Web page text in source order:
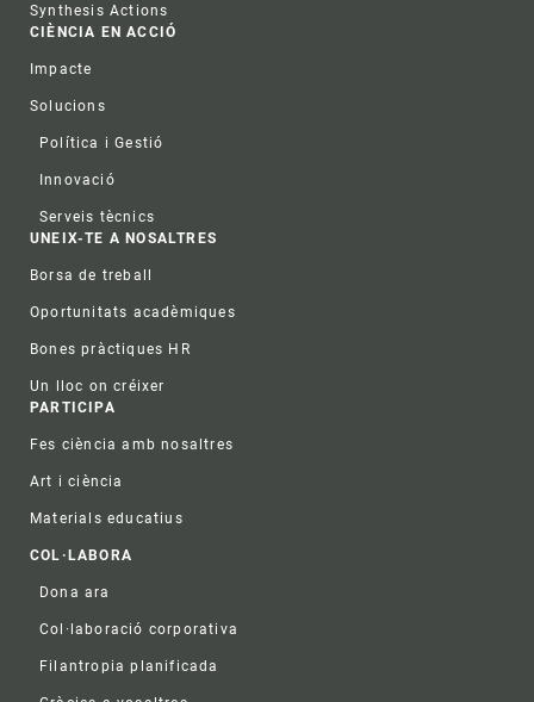
Synthesis Actions
CIÈNCIA EN ACCIÓ
Impacte
Solucions
Política i Gestió
Innovació
Serveis tècnics
UNEIX-TE A NOSALTRES
Borsa de treball
Oportunitats acadèmiques
Bones pràctiques HR
Un lloc on créixer
PARTICIPA
Fes ciència amb nosaltres
Art i ciència
Materials educatius
COL·LABORA
Dona ara
Col·laboració corporativa
Filantropia planificada